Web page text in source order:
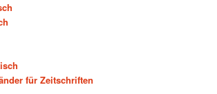
für Zeitschriften